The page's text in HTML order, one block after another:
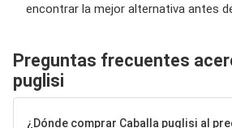
encontrar la mejor alternativa antes
Preguntas frecuentes
puglisi
¿Dónde comprar Caballa puglisi al